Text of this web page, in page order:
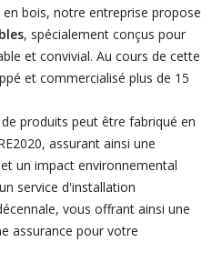
bois, notre entreprise propose
, spécialement conçus pour
et convivial. Au cours de cette
et commercialisé plus de 15
produits peut être fabriqué en
assurant ainsi une
un impact environnemental
service d'installation
vous offrant ainsi une
assurance pour votre